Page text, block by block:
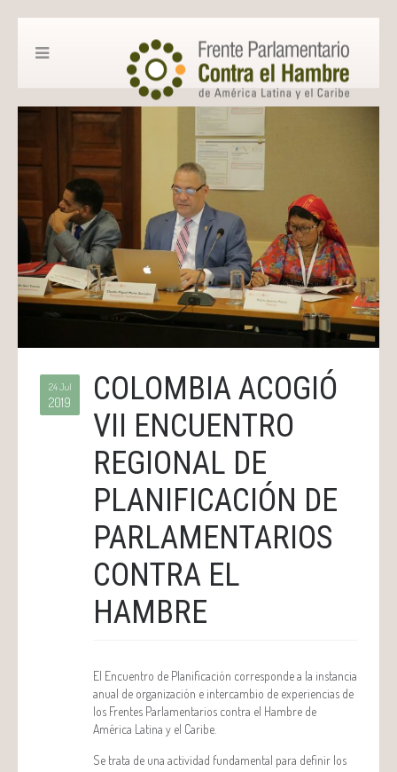
24 Jul
2019
COLOMBIA ACOGIÓ
VII ENCUENTRO
REGIONAL DE
PLANIFICACIÓN DE
PARLAMENTARIOS
CONTRA EL
HAMBRE
El Encuentro de Planificación corresponde a la instancia
anual de organización e intercambio de experiencias de
los Frentes Parlamentarios contra el Hambre de
América Latina y el Caribe.
Se trata de una actividad fundamental para definir los